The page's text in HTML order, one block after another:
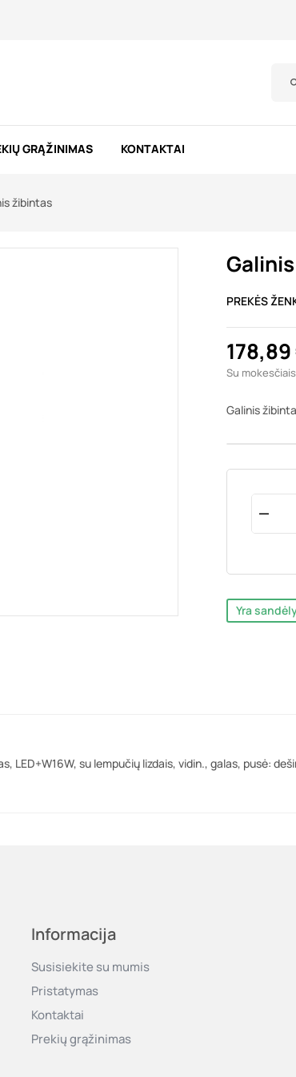
GRĄŽINIMAS KONTAKTAI
žibintas
PREKĖS
Su mokesčiais
Galinis
Yra
LED+W16W, su lempučių lizdais, vidin., galas, pusė:
Informacija
Susisiekite su mumis
Pristatymas
Kontaktai
Prekių grąžinimas